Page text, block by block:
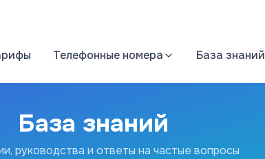
Телефонные номера База знаний
База знаний
руководства и ответы на частые вопросы